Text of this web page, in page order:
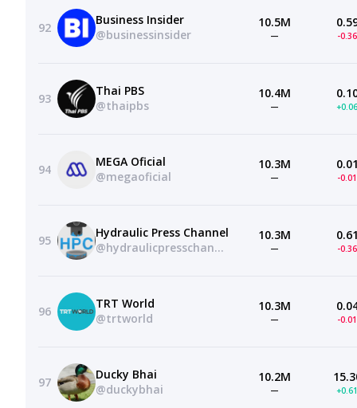
92
Business Insider
@businessinsider
10.5M
— -
93
Thai PBS
@thaipbs
10.4M
—
94
MEGA Oficial
@megaoficial
10.3M
— -
95
Hydraulic Press Channel
@hydraulicpresschannel
10.3M
— -
96
TRT World
@trtworld
10.3M
— -
97
Ducky Bhai
@duckybhai
10.2M
—